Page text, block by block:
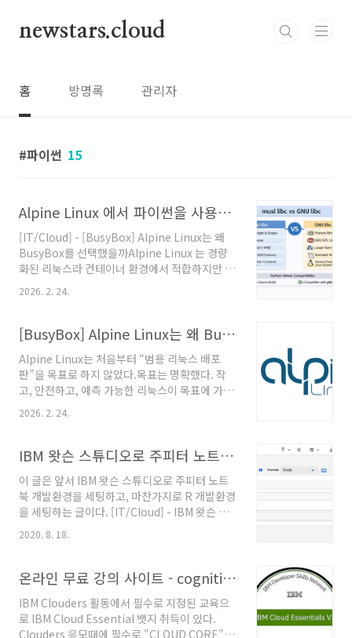
newstars.cloud
홈 방명록 관리자
파이썬 15
Alpine Linux 에서 파이썬을 사용하면 안되는 이유
[IT/Cloud] - [BusyBox] Alpine Linux는 왜
BusyBox를 선택했을까Alpine Linux 는 경량
화된 리눅스라 컨테이너 환경에서 적합하지만 파
이썬을 쓰면 안 된다.Alpine이 좋다고 해서, 모든
워크로드에 적합한 건 아니다.컨테이너 환경에서
면이 작다는 점에서 매우 매력적이다.특히 파이
썬에서는 이야기가 달라진다.1. 근본적인 차이:
musl vs glibcAlpine은 musl libc 사용파이썬
생태계는 glibc 기준으로 빌드된 바이너리가 대
부분많은 패키지가 wheel을 못 쓰고 소스 빌드
로 떨어진다참고1 PEP 656 – Platform Tag
2026. 2. 24.
[BusyBox] Alpine Linux는 왜 BusyBox를 선택했을까
Alpine Linux는 처음부터 “범용 리눅스 배포
판”을 목표로 하지 않았다.목표는 명확했다. 작
고, 안전하고, 예측 가능한 리눅스이 목표에 가장
잘 맞는 유틸리티가 바로 BusyBox였다.
https://wiki.alpinelinux.org/wiki/BusyBox
built around musl libc and busybox. To
with BusyBox by default. BusyBox
provides replacements for most of the
utilities usually found in GNU coreutils,
util-linux, etc. Bu..
2026. 2. 24.
IBM 왓슨 스튜디오로 주피터 노트북 / Rstudio 설정하기 (3/3)
이 글은 앞서 IBM 왓슨 스튜디오로 주피터 노트
북 개발환경을 세팅하고, 마찬가지로 R 개발환경
을 세팅하는 글이다. [IT/Cloud] - IBM 왓슨 스
튜디오로 주피터 노트북 / Rstudio 설정하기
(1/2) [IT/Cloud] - IBM 왓슨 스튜디오로 주피
개발환경을 실행해보자. 주피터 노트북과 마찬가
지로 개발환경에서 R을 선택해주면 된다. R 은
기본적으로 모든 데이터를 다 메모리로 가지고
있기에 파이썬보다 고사양이 필요하다. 우측 상
2020. 8. 18.
온라인 무료 강의 사이트 - cognitive class
IBM Clouders 활동에서 필수로 지정된 교육으
로 IBM Cloud Essential 뱃지 취득이 있다.
Clouders 응모때에 필수로 "CLOUD CORE" 뱃